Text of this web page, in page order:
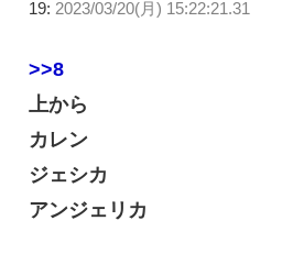
19: 2023/03/20(月) 15:22:21.31
>>8
上から
カレン
ジェシカ
アンジェリカ